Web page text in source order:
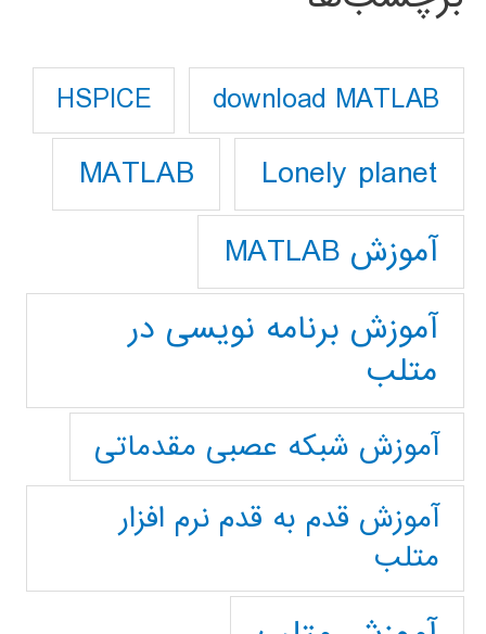
download MATLAB
HSPICE
Lonely planet
MATLAB
آموزش MATLAB
آموزش برنامه نویسی در
متلب
آموزش شبکه عصبی مقدماتی
آموزش قدم به قدم نرم افزار
متلب